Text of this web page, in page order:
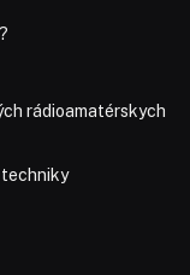
rádioamatérskych
techniky